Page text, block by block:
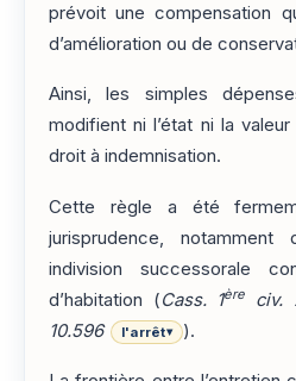
prévoit une compensation
d’amélioration ou de
Ainsi, les simples
modifient ni l’état ni la
droit à indemnisation.
Cette règle a été
jurisprudence,
indivision successorale
d’habitation (Cass. 1ère
civ.
10.596
l'arrêt▾ ).